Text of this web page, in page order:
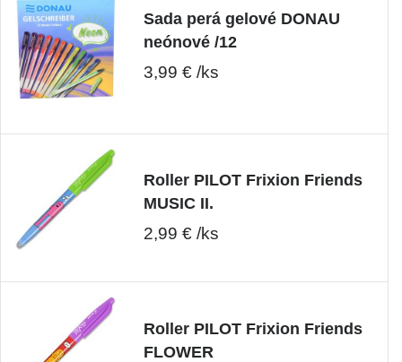
Sada perá gelové DONAU
neónové /12
3,99 € /ks
Roller PILOT Frixion Friends
MUSIC II.
2,99 € /ks
Roller PILOT Frixion Friends
FLOWER